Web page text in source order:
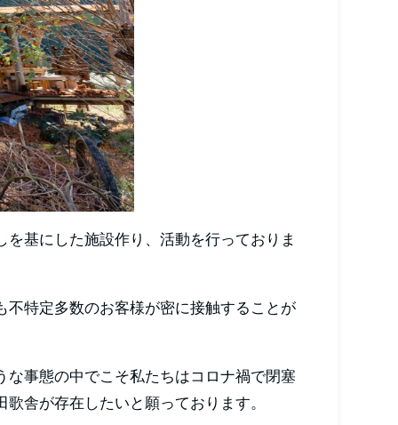
基にした施設作り、活動を行っておりま
特定多数のお客様が密に接触することが
事態の中でこそ私たちはコロナ禍で閉塞
舎が存在したいと願っております。